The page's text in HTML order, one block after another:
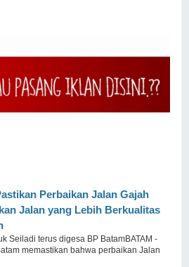
Perbaikan Jalan Gajah
Jalan yang Lebih Berkualitas
Seiladi terus digesa BP BatamBATAM -
memastikan bahwa perbaikan Jalan